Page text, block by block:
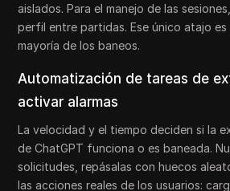
aislados. Para el manejo de las
perfil entre partidas. Ese único atajo es
mayoría de los baneos.
Automatización de tareas de
activar alarmas
La velocidad y el tiempo deciden si la
de ChatGPT funciona o es baneada.
solicitudes, repásalas con huecos
las acciones reales de los usuarios: